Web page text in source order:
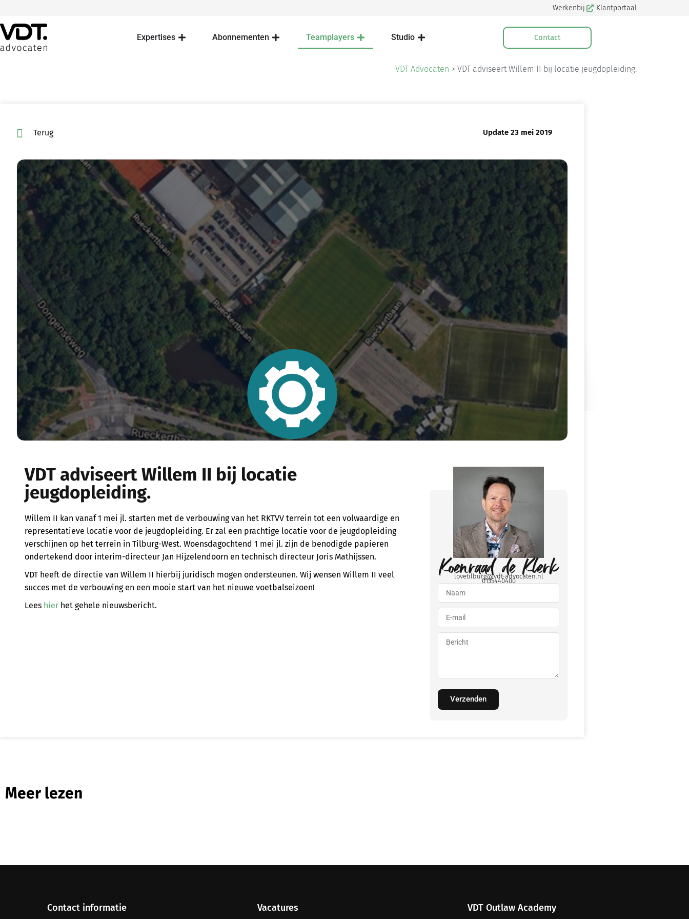
Werkenbij Klantportaal
Expertises Abonnementen Teamplayers Studio Contact
VDT Advocaten > VDT adviseert Willem II bij locatie jeugdopleiding.
Terug Update 23 mei 2019
VDT adviseert Willem II bij locatie
jeugdopleiding.
Willem II kan vanaf 1 mei jl. starten met de verbouwing van het RKTVV terrein tot een volwaardige en
representatieve locatie voor de jeugdopleiding. Er zal een prachtige locatie voor de jeugdopleiding
verschijnen op het terrein in Tilburg-West. Woensdagochtend 1 mei jl. zijn de benodigde papieren
ondertekend door interim-directeur Jan Hijzelendoorn en technisch directeur Joris Mathijssen.
VDT heeft de directie van Willem II hierbij juridisch mogen ondersteunen. Wij wensen Willem II veel
succes met de verbouwing en een mooie start van het nieuwe voetbalseizoen!
Lees hier het gehele nieuwsbericht.
Koenraad de Klerk
lovetilburg@vdt-advocaten.nl
0135440400
Verzenden
Meer lezen
Contact informatie Vacatures VDT Outlaw Academy